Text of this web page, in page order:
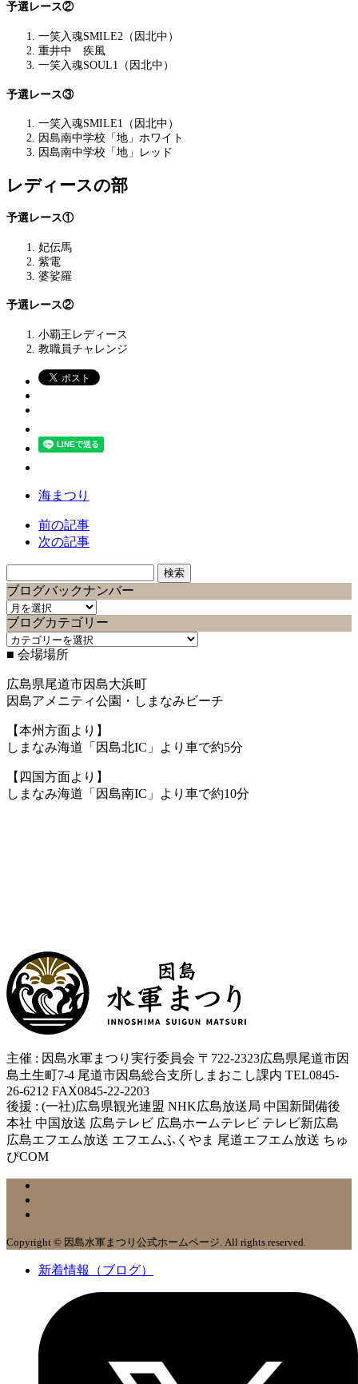
予選レース②
一笑入魂SMILE2（因北中）
重井中 疾風
一笑入魂SOUL1（因北中）
予選レース③
一笑入魂SMILE1（因北中）
因島南中学校「地」ホワイト
因島南中学校「地」レッド
レディースの部
予選レース①
妃伝馬
紫電
婆娑羅
予選レース②
小覇王レディース
教職員チャレンジ
海まつり
前の記事
次の記事
索:
ブログバックナンバー
ブ
ロ
グ
バ
ク
ナ
ン
バ
ー
ブログカテゴリー
ブ
ロ
カ
テ
ゴ
リ
ー
■ 会場場所
広島県尾道市因島大浜町
因島アメニティ公園・しまなみビーチ
【本州方面より】
しまなみ海道「因島北IC」より車で約5分
【四国方面より】
しまなみ海道「因島南IC」より車で約10分
主催 : 因島水軍まつり実行委員会 〒722-2323広島県尾道市因
島土生町7-4 尾道市因島総合支所しまおこし課内 TEL0845-
26-6212 FAX0845-22-2203
後援 : (一社)広島県観光連盟 NHK広島放送局 中国新聞備後
本社 中国放送 広島テレビ 広島ホームテレビ テレビ新広島
広島エフエム放送 エフエムふくやま 尾道エフエム放送 ちゅ
ぴCOM
Copyright © 因島水軍まつり公式ホームページ. All rights reserved.
新着情報（ブログ）